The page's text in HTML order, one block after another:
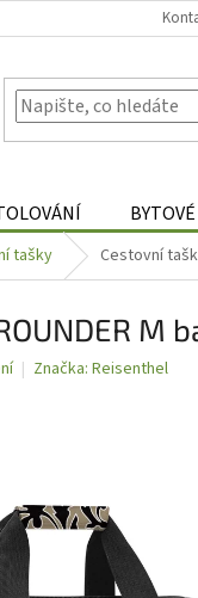
tašky Cestovní
M
Značka: Reisenthel